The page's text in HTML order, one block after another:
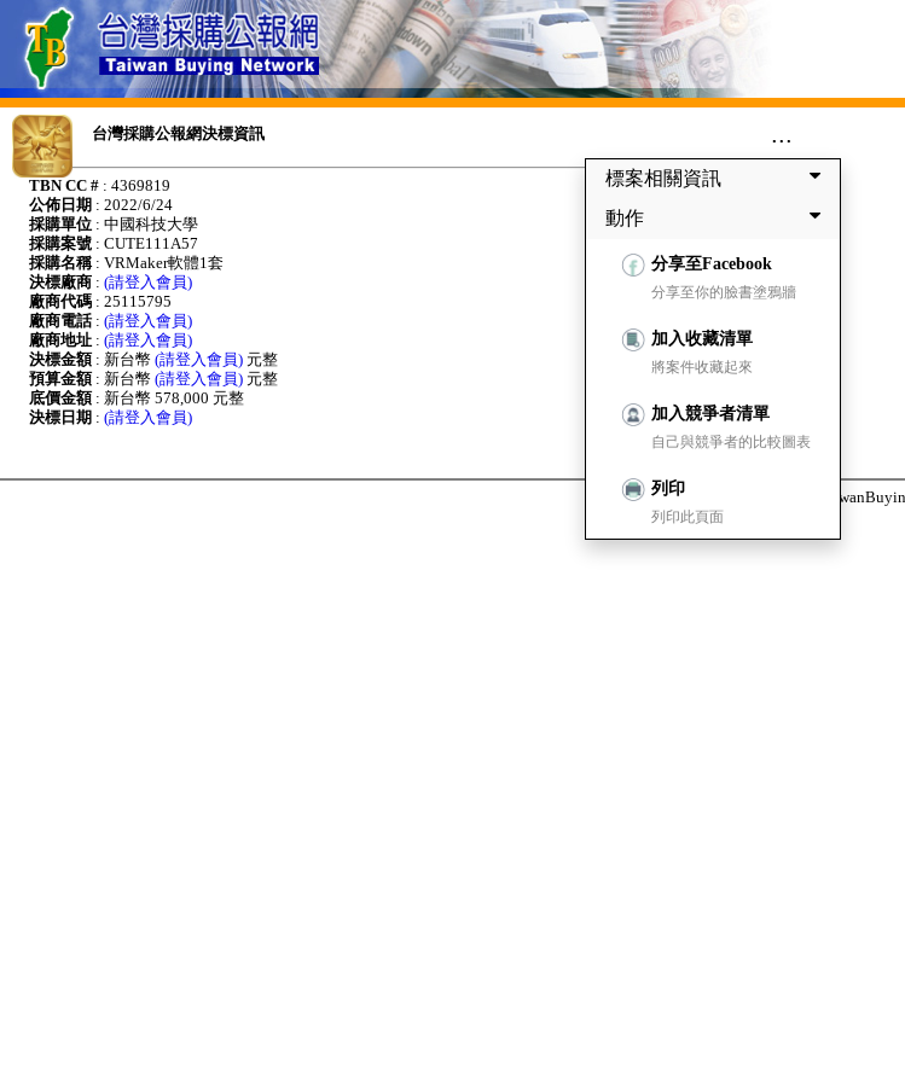
台灣採購公報網決標資訊 ...
標案相關資訊
動作
分享至Facebook
分享至你的臉書塗鴉牆
加入收藏清單
將案件收藏起來
加入競爭者清單
自己與競爭者的比較圖表
列印
列印此頁面
TBN CC # : 4369819
公佈日期 : 2022/6/24
採購單位 : 中國科技大學
採購案號 : CUTE111A57
採購名稱: VRMaker軟體1套
決標廠商 : (請登入會員)
廠商代碼 : 25115795
廠商電話: (請登入會員)
廠商地址 : (請登入會員)
決標金額: 新台幣 (請登入會員) 元整
預算金額: 新台幣 (請登入會員) 元整
底價金額: 新台幣 578,000 元整
決標日期 : (請登入會員)
台灣採購公報網 https://